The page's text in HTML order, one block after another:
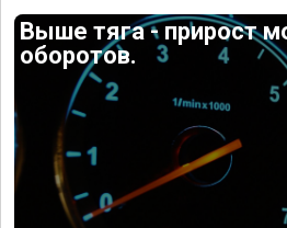
Выше тяга - прирост
оборотов.